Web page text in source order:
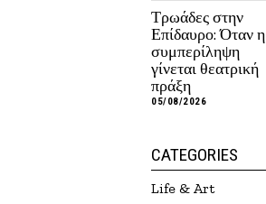
Τρωάδες στην
Επίδαυρο: Όταν η
συμπερίληψη
γίνεται θεατρική
πράξη
05/08/2026
CATEGORIES
Life & Art